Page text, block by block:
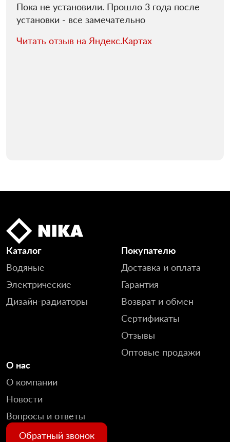
Пока не установили. Прошло 3 года после
установки - все замечательно
Читать отзыв на Яндекс.Картах
Каталог
Водяные
Электрические
Дизайн-радиаторы
Покупателю
Доставка и оплата
Гарантия
Возврат и обмен
Сертификаты
Отзывы
Оптовые продажи
О нас
О компании
Новости
Вопросы и ответы
Обратный звонок